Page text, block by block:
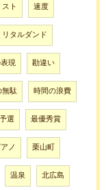
ト 速度
リタルダンド
現 勘違い
駄 時間の浪費
選 最優秀賞
ノ 栗山町
温泉 北広島